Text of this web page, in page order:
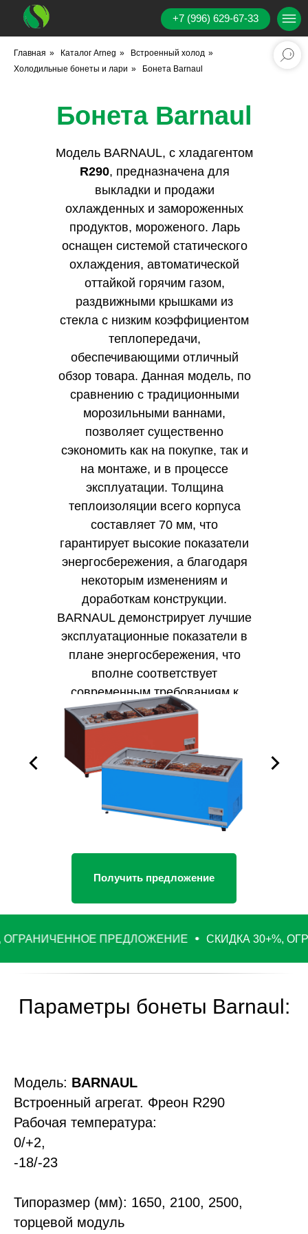
+7 (996) 629-67-33
Главная » Каталог Аrneg » Встроенный холод »
Холодильные бонеты и лари » Бонета Barnaul
Бонета Barnaul
Модель BARNAUL, с хладагентом
R290, предназначена для
выкладки и продажи
охлажденных и замороженных
продуктов, мороженого. Ларь
оснащен системой статического
охлаждения, автоматической
оттайкой горячим газом,
раздвижными крышками из
стекла с низким коэффициентом
теплопередачи,
обеспечивающими отличный
обзор товара. Данная модель, по
сравнению с традиционными
морозильными ваннами,
позволяет существенно
сэкономить как на покупке, так и
на монтаже, и в процессе
эксплуатации. Толщина
теплоизоляции всего корпуса
составляет 70 мм, что
гарантирует высокие показатели
энергосбережения, а благодаря
некоторым изменениям и
доработкам конструкции.
BARNAUL демонстрирует лучшие
эксплуатационные показатели в
плане энергосбережения, что
вполне соответствует
современным требованиям к
защите окружающей среды и
экономии средств.
Получить предложение
ПРЕДЛОЖЕНИЕ СКИДКА 30+%,
Параметры бонеты Barnaul:
Модель: BARNAUL
Встроенный агрегат. Фреон R290
Рабочая температура:
0/+2,
-18/-23
Типоразмер (мм): 1650, 2100, 2500,
торцевой модуль